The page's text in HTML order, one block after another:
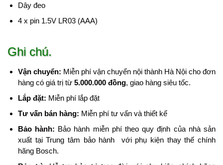
Dây đeo
4 x pin 1.5V LR03 (AAA)
Ghi chú.
Vận chuyển: Miễn phí vận chuyển nội thành Hà Nội cho đơn
hàng có giá trị từ 5.000.000 đồng, giao hàng siêu tốc.
Lắp đặt: Miễn phí lắp đặt
Tư vấn bán hàng: Miễn phí tư vấn và thiết kế
Bảo hành: Bảo hành miễn phí theo quy định của nhà sản
xuất tại Trung tâm bảo hành với phụ kiện thay thế chính
hãng Bosch.